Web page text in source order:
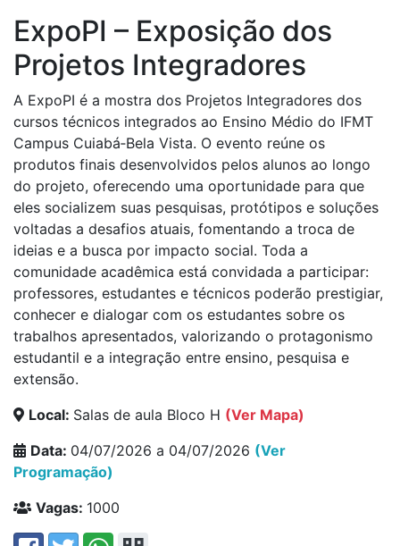
ExpoPI – Exposição dos
Projetos Integradores
A ExpoPI é a mostra dos Projetos Integradores dos
cursos técnicos integrados ao Ensino Médio do IFMT
Campus Cuiabá‑Bela Vista. O evento reúne os
produtos finais desenvolvidos pelos alunos ao longo
do projeto, oferecendo uma oportunidade para que
eles socializem suas pesquisas, protótipos e soluções
voltadas a desafios atuais, fomentando a troca de
ideias e a busca por impacto social. Toda a
comunidade acadêmica está convidada a participar:
professores, estudantes e técnicos poderão prestigiar,
conhecer e dialogar com os estudantes sobre os
trabalhos apresentados, valorizando o protagonismo
estudantil e a integração entre ensino, pesquisa e
extensão.
Local: Salas de aula Bloco H (Ver Mapa)
Data: 04/07/2026 a 04/07/2026 (Ver
Programação)
Vagas: 1000